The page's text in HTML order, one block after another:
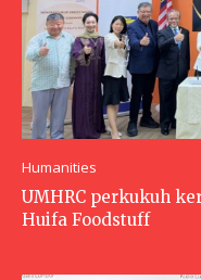
Humanities
UMHRC perkukuh
Huifa Foodstuff